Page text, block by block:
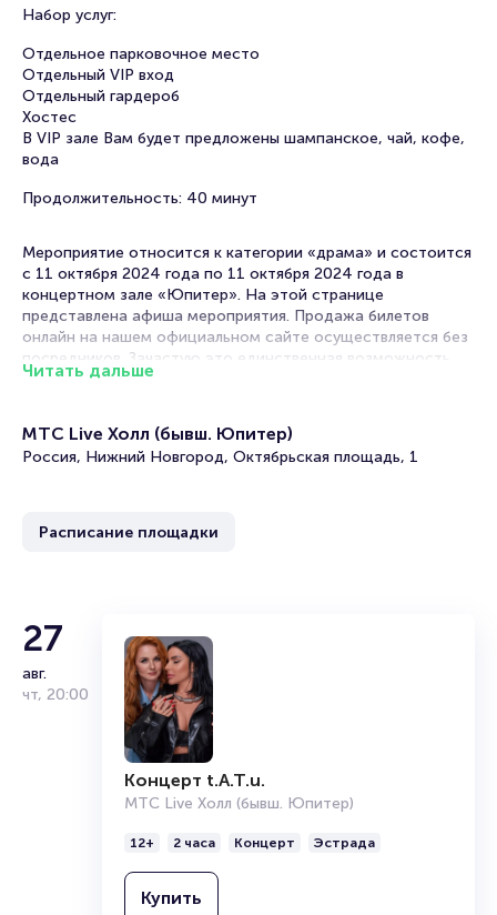
Набор услуг:
Отдельное парковочное место
Отдельный VIP вход
Отдельный гардероб
Хостес
В VIP зале Вам будет предложены шампанское, чай, кофе,
вода
Продолжительность: 40 минут
Мероприятие относится к категории «драма» и состоится
с 11 октября 2024 года по 11 октября 2024 года в
концертном зале «Юпитер». На этой странице
представлена афиша мероприятия. Продажа билетов
онлайн на нашем официальном сайте осуществляется без
посредников. Зачастую это единственная возможность
достать билет на драму.
Portalbilet – удобный и надежный сервис для покупки и
места завершая оформлением его в зрительном зале на
Полезные ссылки
Подробнее о том, как вернуть, сдать или продать билет
читайте в разделах:
Продать билет
Организаторам
Читать дальше
МТС Live Холл (бывш. Юпитер)
Россия, Нижний Новгород, Октябрьская площадь, 1
Расписание площадки
27
авг.
чт, 20:00
Концерт t.A.T.u.
МТС Live Холл (бывш. Юпитер)
12+ 2 часа Концерт Эстрада
Купить